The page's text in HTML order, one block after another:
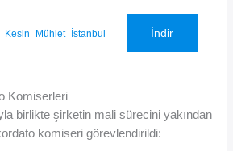
İndir
Komiserleri
birlikte şirketin mali sürecini yakından
komiseri görevlendirildi: